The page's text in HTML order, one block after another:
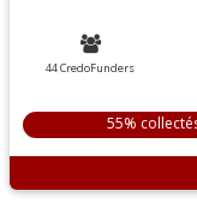
44 CredoFunders
55%